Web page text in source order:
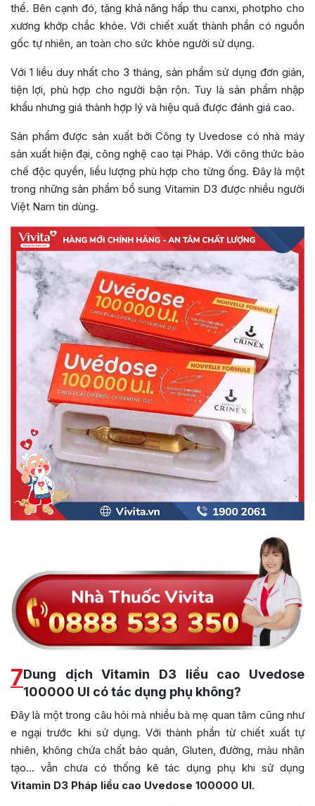
thể. Bên cạnh đó, tăng khả năng hấp thu canxi, photpho cho
xương khớp chắc khỏe. Với chiết xuất thành phần có nguồn
gốc tự nhiên, an toàn cho sức khỏe người sử dụng.
Với 1 liều duy nhất cho 3 tháng, sản phẩm sử dụng đơn giản,
tiện lợi, phù hợp cho người bận rộn. Tuy là sản phẩm nhập
khẩu nhưng giá thành hợp lý và hiệu quả được đánh giá cao.
Sản phẩm được sản xuất bởi Công ty Uvedose có nhà máy
sản xuất hiện đại, công nghệ cao tại Pháp. Với công thức bào
chế độc quyền, liều lượng phù hợp cho từng ống. Đây là một
trong những sản phẩm bổ sung Vitamin D3 được nhiều người
Việt Nam tin dùng.
7Dung dịch Vitamin D3 liều cao Uvedose
100000 UI có tác dụng phụ không?
Đây là một trong câu hỏi mà nhiều bà mẹ quan tâm cũng như
e ngại trước khi sử dụng. Với thành phần từ chiết xuất tự
nhiên, không chứa chất bảo quản, Gluten, đường, màu nhân
tạo… vẫn chưa có thống kê tác dụng phụ khi sử dụng
Vitamin D3 Pháp liều cao Uvedose 100000 UI.